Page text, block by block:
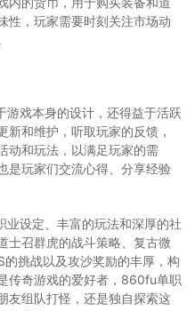
性，玩家需要时刻关注市场动
戏本身的设计，还得益于活跃
新和维护，听取玩家的反馈，
动和玩法，以满足玩家的需
是玩家们交流心得、分享经验
设定、丰富的玩法和深厚的社
士召群虎的战斗策略、复古微
挑战以及攻沙奖励的丰厚，构
传奇游戏的爱好者，860fu单职
友组队打怪，还是独自探索这